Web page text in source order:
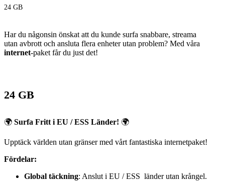
24 GB
Har du någonsin önskat att du kunde surfa snabbare, streama
utan avbrott och ansluta flera enheter utan problem? Med våra
internet-paket får du just det!
24 GB
🌍 Surfa Fritt i EU / ESS Länder! 🌍
Upptäck världen utan gränser med vårt fantastiska internetpaket!
Fördelar:
Global täckning: Anslut i EU / ESS länder utan krångel.